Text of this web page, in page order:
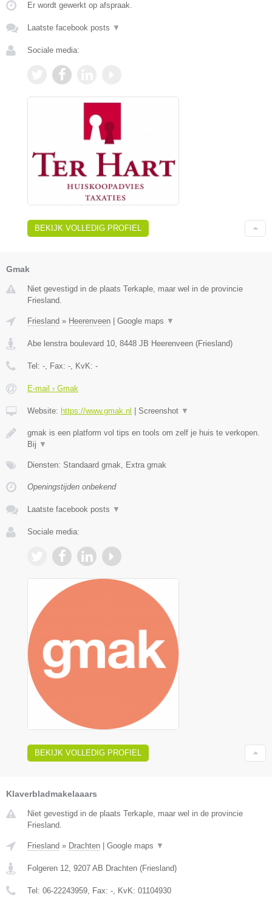
Er wordt gewerkt op afspraak.
Laatste facebook posts ▼
Sociale media:
BEKIJK VOLLEDIG PROFIEL
Gmak
Niet gevestigd in de plaats Terkaple, maar wel in de provincie
Friesland.
Friesland » Heerenveen | Google maps ▼
Abe lenstra boulevard 10 8448 JB Heerenveen (Friesland)
Tel: - , Fax: - , KvK: -
E-mail › Gmak
Website: https://www.gmak.nl | Screenshot ▼
gmak is een platform vol tips en tools om zelf je huis te verkopen.
Bij ▼
Diensten: Standaard gmak, Extra gmak
Openingstijden onbekend
Laatste facebook posts ▼
Sociale media:
BEKIJK VOLLEDIG PROFIEL
Klaverbladmakelaaars
Niet gevestigd in de plaats Terkaple, maar wel in de provincie
Friesland.
Friesland » Drachten | Google maps ▼
Folgeren 12 9207 AB Drachten (Friesland)
Tel: 06-22243959 , Fax: - , KvK: 01104930